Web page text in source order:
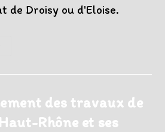
Droisy ou d'Eloise.
des travaux de
Rhône et ses